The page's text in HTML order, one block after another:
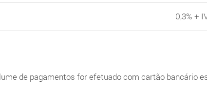
0,3% +
de pagamentos for efetuado com cartão bancário